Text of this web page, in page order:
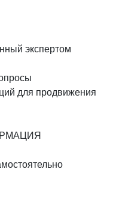
экспертом
для продвижения